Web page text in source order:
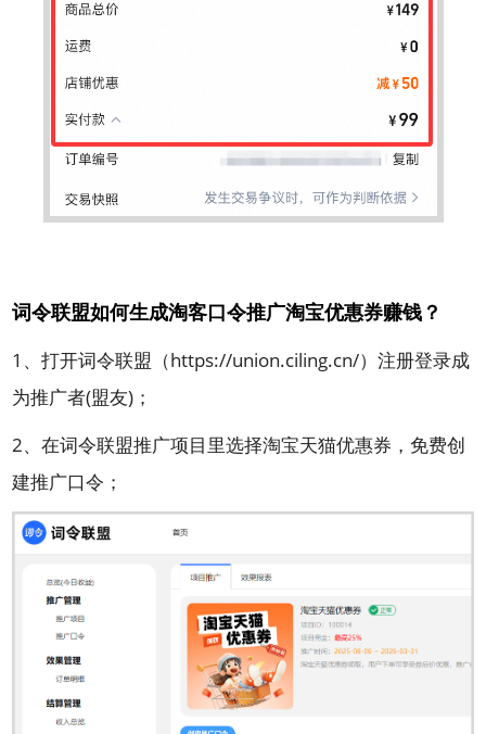
词令联盟如何生成淘客口令推广淘宝优惠券赚钱？
1、打开词令联盟（https://union.ciling.cn/）注册登录成
为推广者(盟友)；
2、在词令联盟推广项目里选择淘宝天猫优惠券，免费创
建推广口令；